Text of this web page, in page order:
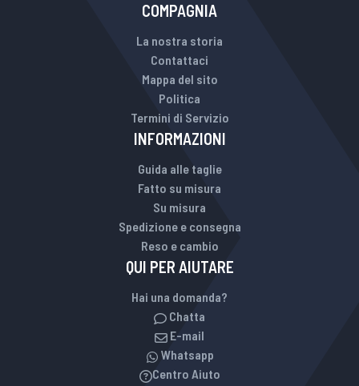
COMPAGNIA
La nostra storia
Contattaci
Mappa del sito
Politica
Termini di Servizio
INFORMAZIONI
Guida alle taglie
Fatto su misura
Su misura
Spedizione e consegna
Reso e cambio
QUI PER AIUTARE
Hai una domanda?
Chatta
E-mail
Whatsapp
Centro Aiuto